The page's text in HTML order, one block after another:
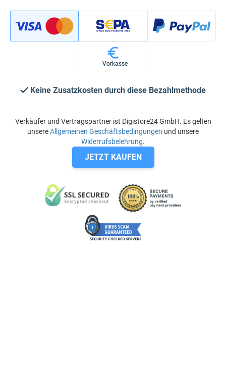
Vorkasse
Keine Zusatzkosten durch diese Bezahlmethode
Verkäufer und Vertragspartner ist Digistore24 GmbH. Es gelten
unsereAllgemeinen Geschäftsbedingungen und unsere
Widerrufsbelehrung.
JETZT KAUFEN